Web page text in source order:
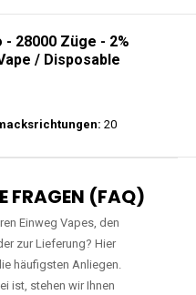
- 28000 Züge - 2%
/ Disposable
20
FRAGEN (FAQ)
Einweg Vapes, den
zur Lieferung? Hier
häufigsten Anliegen.
ist, stehen wir Ihnen